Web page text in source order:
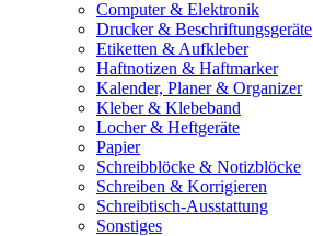
Computer & Elektronik
Drucker & Beschriftungsgeräte
Etiketten & Aufkleber
Haftnotizen & Haftmarker
Kalender, Planer & Organizer
Kleber & Klebeband
Locher & Heftgeräte
Papier
Schreibblöcke & Notizblöcke
Schreiben & Korrigieren
Schreibtisch-Ausstattung
Sonstiges